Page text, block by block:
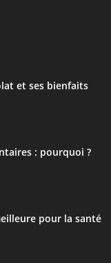
et ses bienfaits
: pourquoi ?
pour la santé